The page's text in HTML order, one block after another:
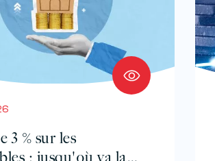
3 % sur les
: jusqu'où va la